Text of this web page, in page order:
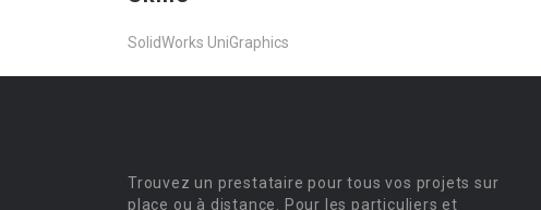
SolidWorks UniGraphics
Trouvez un prestataire pour tous vos projets sur
place ou à distance. Pour les particuliers et